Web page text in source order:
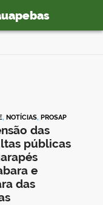
, NOTÍCIAS, PROSAP
das
públicas
e
das